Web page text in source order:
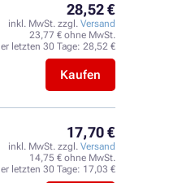
28,52 €
inkl. MwSt. zzgl. Versand
23,77 € ohne MwSt.
letzten 30 Tage: 28,52 €
Kaufen
17,70 €
inkl. MwSt. zzgl. Versand
14,75 € ohne MwSt.
letzten 30 Tage: 17,03 €